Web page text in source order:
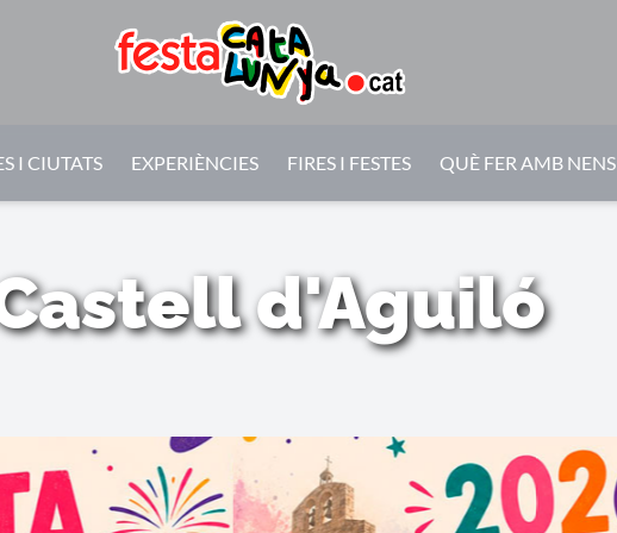
I CIUTATS EXPERIÈNCIES FIRES I FESTES QUÈ FER AMB NENS
d'Aguiló